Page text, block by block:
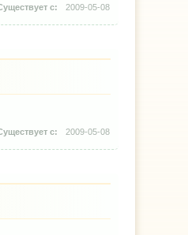
2009-05-08
2009-05-08